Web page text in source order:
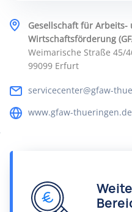
Gesellschaft für Arbeits-
Wirtschaftsförderung
Weimarische Straße 45/
99099 Erfurt
servicecenter@gfaw-
www.gfaw-thueringen.de